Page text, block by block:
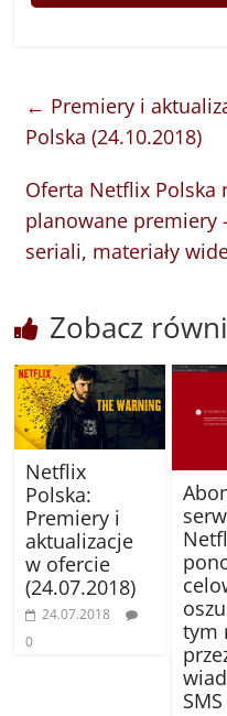
← Premiery i
Polska (24.10.2018)
Oferta Netflix Polska
planowane premiery
seriali, materiały
Zobacz
Netflix
Polska:
Premiery i
aktualizacje
w ofercie
(24.07.2018)
24.07.2018
0
tym
SMS